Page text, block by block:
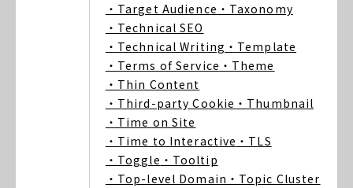
・Target Audience ・Taxonomy
・Technical SEO
・Technical Writing ・Template
・Terms of Service ・Theme
・Thin Content
・Third-party Cookie ・Thumbnail
・Time on Site
・Time to Interactive ・TLS
・Toggle ・Tooltip
・Top-level Domain ・Topic Cluster